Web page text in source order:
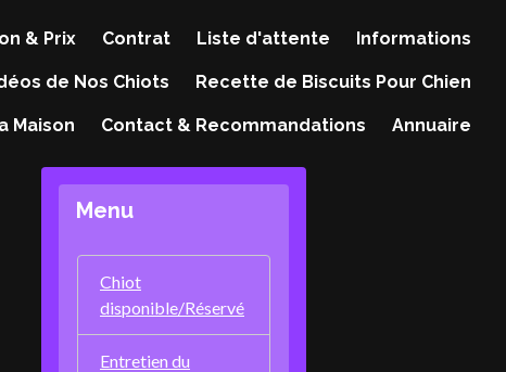
& Prix Contrat Liste d'attente Informations
de Nos Chiots Recette de Biscuits Pour Chien
Maison Contact & Recommandations Annuaire
Menu
Chiot
disponible/Réservé
Entretien du